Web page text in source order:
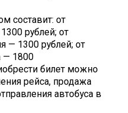
составит: от
рублей; от
— 1300 рублей; от
— 1800
билет можно
рейса, продажа
автобуса в